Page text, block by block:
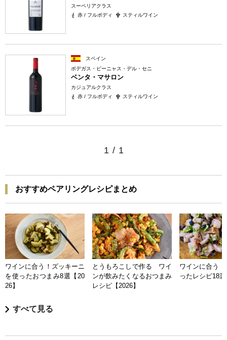
スーペリアクラス
赤 / フルボディ
スティルワイン
スペイン
ボデガス・ビーニャス・デル・セニ
ベンタ・マサロン
カジュアルクラス
赤 / フルボディ
スティルワイン
1 / 1
おすすめペアリングレシピまとめ
ワインに合う！ズッキーニ
を使ったおつまみ8選【20
26】
とうもろこしで作る ワイ
ンが飲みたくなるおつまみ
レシピ【2026】
ワインに合う
ったレシピ18
すべて見る